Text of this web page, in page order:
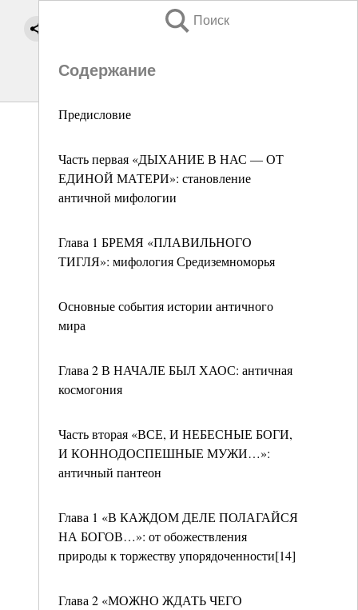
Поиск
Содержание
Предисловие
Часть первая «ДЫХАНИЕ В НАС — ОТ
ЕДИНОЙ МАТЕРИ»: становление
античной мифологии
Глава 1 БРЕМЯ «ПЛАВИЛЬНОГО
ТИГЛЯ»: мифология Средиземноморья
Основные события истории античного
мира
Глава 2 В НАЧАЛЕ БЫЛ ХАОС: античная
космогония
Часть вторая «ВСЕ, И НЕБЕСНЫЕ БОГИ,
И КОННОДОСПЕШНЫЕ МУЖИ…»:
античный пантеон
Глава 1 «В КАЖДОМ ДЕЛЕ ПОЛАГАЙСЯ
НА БОГОВ…»: от обожествления
природы к торжеству упорядоченности[14]
Глава 2 «МОЖНО ЖДАТЬ ЧЕГО